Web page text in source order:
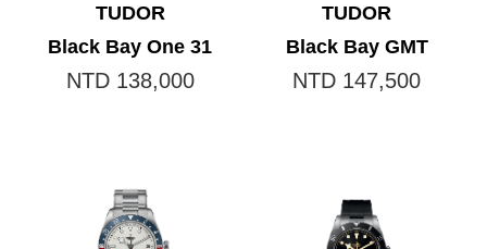
TUDOR
Black Bay One 31
NTD 138,000
TUDOR
Black Bay GMT
NTD 147,500